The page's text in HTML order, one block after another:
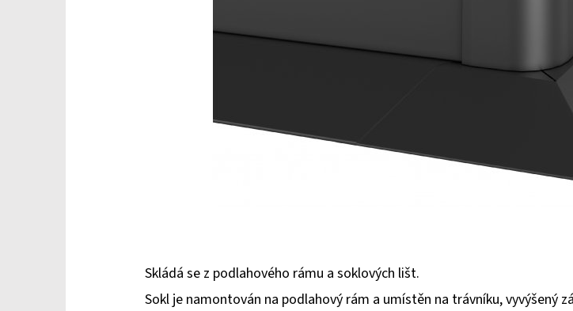
Skládá se z podlahového rámu a soklových lišt.
Sokl je namontován na podlahový rám a umístěn na trávníku, vyvýšený